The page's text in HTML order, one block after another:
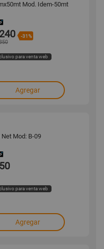
Mod. Idem-50mt
240 -31%
para venta web
Agregar
Mod: B-09
50
para venta web
Agregar